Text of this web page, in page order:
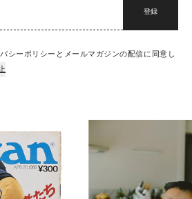
登録
シーポリシーとメールマガジンの配信に同意し